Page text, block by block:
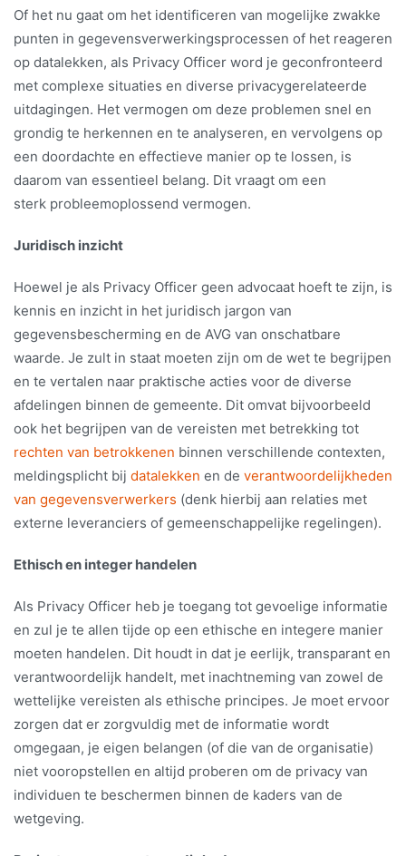
Of het nu gaat om het identificeren van mogelijke zwakke
punten in gegevensverwerkingsprocessen of het reageren
op datalekken, als Privacy Officer word je geconfronteerd
met complexe situaties en diverse privacygerelateerde
uitdagingen. Het vermogen om deze problemen snel en
grondig te herkennen en te analyseren, en vervolgens op
een doordachte en effectieve manier op te lossen, is
daarom van essentieel belang. Dit vraagt om een
sterk probleemoplossend vermogen.
Juridisch inzicht
Hoewel je als Privacy Officer geen advocaat hoeft te zijn, is
kennis en inzicht in het juridisch jargon van
gegevensbescherming en de AVG van onschatbare
waarde. Je zult in staat moeten zijn om de wet te begrijpen
en te vertalen naar praktische acties voor de diverse
afdelingen binnen de gemeente. Dit omvat bijvoorbeeld
ook het begrijpen van de vereisten met betrekking tot
rechten van betrokkenen binnen verschillende contexten,
meldingsplicht bij datalekken en de verantwoordelijkheden
van gegevensverwerkers (denk hierbij aan relaties met
externe leveranciers of gemeenschappelijke regelingen).
Ethisch en integer handelen
Als Privacy Officer heb je toegang tot gevoelige informatie
en zul je te allen tijde op een ethische en integere manier
moeten handelen. Dit houdt in dat je eerlijk, transparant en
verantwoordelijk handelt, met inachtneming van zowel de
wettelijke vereisten als ethische principes. Je moet ervoor
zorgen dat er zorgvuldig met de informatie wordt
omgegaan, je eigen belangen (of die van de organisatie)
niet vooropstellen en altijd proberen om de privacy van
individuen te beschermen binnen de kaders van de
wetgeving.